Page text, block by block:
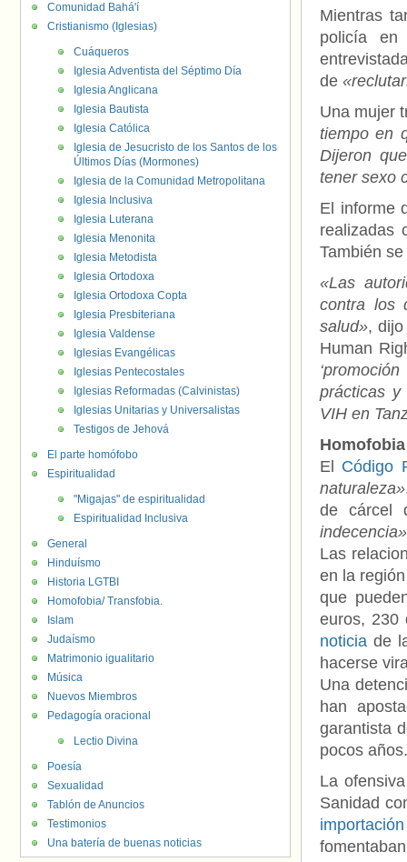
Mientras
policía
de
Una mujer
tiempo en
Dijeron
tener sexo
El informe
realizadas
También
«Las
contra los
salud»,
Human
prácticas
VIH en
El Código
naturaleza»
de cárcel
Las
en la
que
euros, 230
noticia de
hacerse
Una
han
garantista
pocos años.
La
Sanidad
Comunidad Bahá'í
Cristianismo (Iglesias)
Cuáqueros
Iglesia Adventista del Séptimo Día
Iglesia Anglicana
Iglesia Bautista
Iglesia Católica
Iglesia de Jesucristo de los Santos de los
Últimos Días (Mormones)
Iglesia de la Comunidad Metropolitana
Iglesia Inclusiva
Iglesia Luterana
Iglesia Menonita
Iglesia Metodista
Iglesia Ortodoxa
Iglesia Ortodoxa Copta
Iglesia Presbiteriana
Iglesia Valdense
Iglesias Evangélicas
Iglesias Pentecostales
Iglesias Reformadas (Calvinistas)
Iglesias Unitarias y Universalistas
Testigos de Jehová
El parte homófobo
Espiritualidad
"Migajas" de espiritualidad
Espiritualidad Inclusiva
General
Hinduísmo
Historia LGTBI
Homofobia/ Transfobia.
Islam
Judaísmo
Matrimonio igualitario
Música
Nuevos Miembros
Pedagogía oracional
Lectio Divina
Poesía
Sexualidad
Tablón de Anuncios
Testimonios
Una batería de buenas noticias